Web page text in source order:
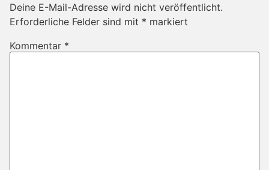
Deine E-Mail-Adresse wird nicht veröffentlicht.
Erforderliche Felder sind mit * markiert
Kommentar *